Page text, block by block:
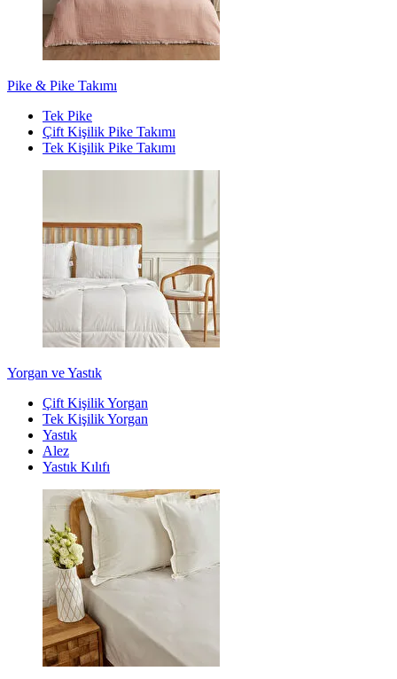
Pike & Pike Takımı
Tek Pike
Çift Kişilik Pike Takımı
Tek Kişilik Pike Takımı
Yorgan ve Yastık
Çift Kişilik Yorgan
Tek Kişilik Yorgan
Yastık
Alez
Yastık Kılıfı